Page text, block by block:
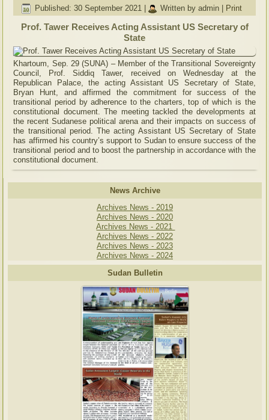
Published: 30 September 2021
Written by admin Print
Prof. Tawer Receives Acting Assistant US Secretary of
State
Khartoum, Sep. 29 (SUNA) – Member of the Transitional Sovereignty
Council, Prof. Siddiq Tawer, received on Wednesday at the
Republican Palace, the acting Assistant US Secretary of State,
Bryan Hunt, and affirmed the commitment for success of the
transitional period by adherence to the charters, top of which is the
constitutional document. The meeting tackled the developments at
the recent Sudanese political arena and their impacts on success of
the transitional period. The acting Assistant US Secretary of State
has affirmed his country’s support to Sudan to ensure success of the
transitional period and to boost the partnership in accordance with the
constitutional document.
News Archive
Archives News - 2019
Archives News - 2020
Archives News - 2021
Archives News - 2022
Archives News - 2023
Archives News - 2024
Sudan Bulletin